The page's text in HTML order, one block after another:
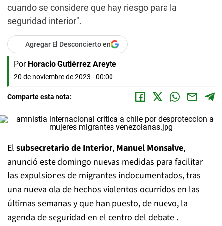
cuando se considere que hay riesgo para la
seguridad interior".
Agregar El Desconcierto en
Por Horacio Gutiérrez Areyte
20 de noviembre de 2023 - 00:00
Comparte esta nota:
El subsecretario de Interior, Manuel Monsalve,
anunció este domingo nuevas medidas para facilitar
las expulsiones de migrantes indocumentados, tras
una nueva ola de hechos violentos ocurridos en las
últimas semanas y que han puesto, de nuevo, la
agenda de seguridad en el centro del debate .